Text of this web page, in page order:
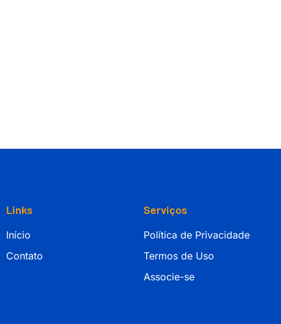
Links
Início
Contato
Serviços
Política de Privacidade
Termos de Uso
Associe-se